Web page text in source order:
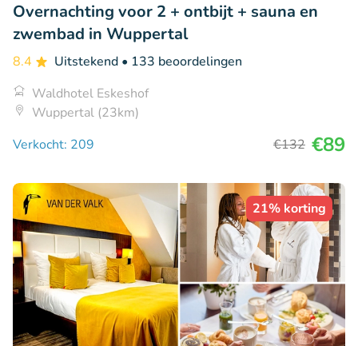
Overnachting voor 2 + ontbijt + sauna en
zwembad in Wuppertal
8.4 Uitstekend • 133 beoordelingen
Waldhotel Eskeshof
Wuppertal (23km)
Verkocht: 209
€132 €89
21% korting